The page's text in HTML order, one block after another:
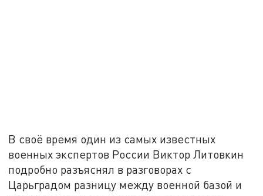
В своё время один из самых известных
военных экспертов России Виктор Литовкин
подробно разъяснял в разговорах с
Царьградом разницу между военной базой и